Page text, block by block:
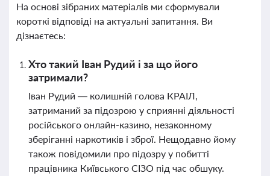
На основі зібраних матеріалів ми сформували
короткі відповіді на актуальні запитання. Ви
дізнаєтесь:
Хто такий Іван Рудий і за що його
затримали?
Іван Рудий — колишній голова КРАІЛ,
затриманий за підозрою у сприянні діяльності
російського онлайн-казино, незаконному
зберіганні наркотиків і зброї. Нещодавно йому
також повідомили про підозру у побитті
працівника Київського СІЗО під час обшуку.